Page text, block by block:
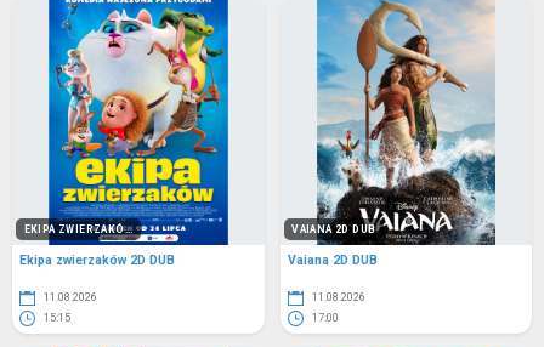
EKIPA ZWIERZAKÓ...
Ekipa zwierzaków 2D DUB
11.08.2026
15:15
VAIANA 2D DUB
Vaiana 2D DUB
11.08.2026
17:00